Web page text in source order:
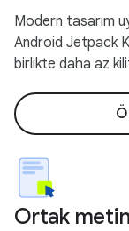
Modern tasarım
Android Jetpack
birlikte daha az
Ortak metin